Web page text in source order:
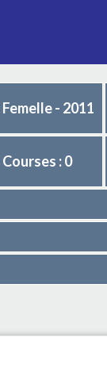
Femelle - 2011
Courses : 0